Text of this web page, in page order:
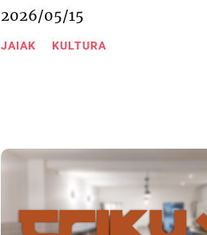
2026/05/15
JAIAK KULTURA